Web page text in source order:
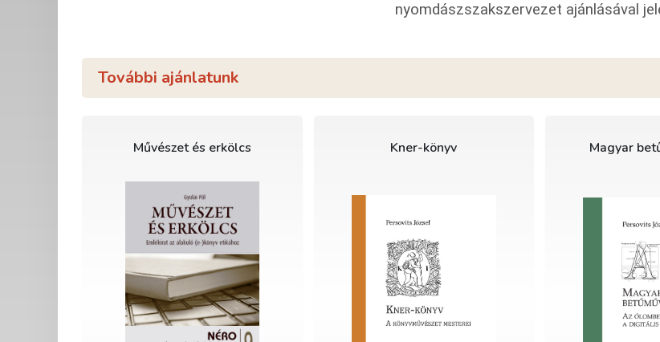
nyomdászszakszervezet ajánlásával
További ajánlatunk
Művészet és erkölcs Kner-könyv Magyar